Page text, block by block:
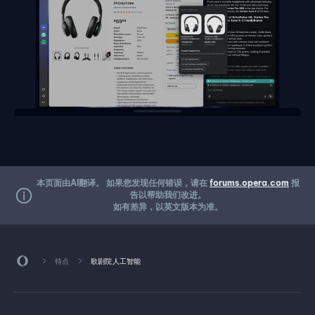
本页面由AI翻译。 如果您发现任何错误，请在 forums.opera.com 报
告以帮助我们改进。
如有差异，以英文版本为准。
特点 歌剧院人工智能